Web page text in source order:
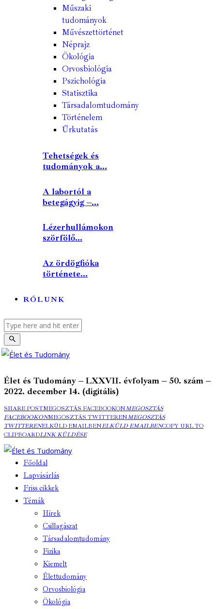
Műszaki
tudományok
Művészettörténet
Néprajz
Ökológia
Orvosbiológia
Pszichológia
Statisztika
Társadalomtudomány
Történelem
Űrkutatás
Tehetségek és
tudományok a...
A labortól a
betegágyig –...
Lézerhullámokon
szörfölő...
Az ördögfióka
története...
RÓLUNK
Élet és Tudomány – LXXVII. évfolyam – 50. szám –
2022. december 14. (digitális)
SHARE POSTMEGOSZTÁS FACEBOOKONMEGOSZTÁS
FACEBOOKONMEGOSZTÁS TWITTERENMEGOSZTÁS
TWITTERENELKÜLD EMAILBENELKÜLD EMAILBENCOPY URL TO
CLIPBOARDLINK KÜLDÉSE
Főoldal
Lapvásárlás
Friss cikkek
Témák
Hírek
Csillagászat
Társadalomtudomány
Fizika
Kiemelt
Élettudomány
Orvosbiológia
Ökológia